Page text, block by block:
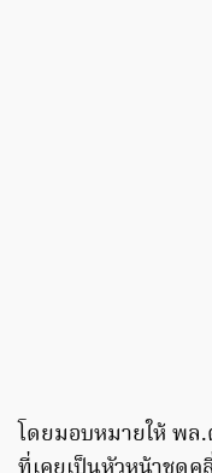
โดยมอบหมายให้ พล